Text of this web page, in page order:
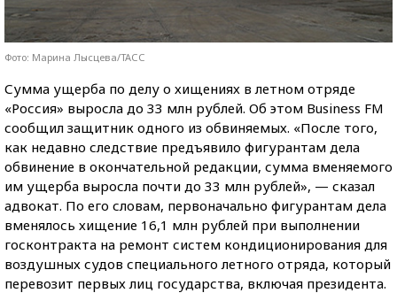
Фото: Марина Лысцева/ТАСС
Сумма ущерба по делу о хищениях в летном отряде
«Россия» выросла до 33 млн рублей. Об этом Business FM
сообщил защитник одного из обвиняемых. «После того,
как недавно следствие предъявило фигурантам дела
обвинение в окончательной редакции, сумма вменяемого
им ущерба выросла почти до 33 млн рублей», — сказал
адвокат. По его словам, первоначально фигурантам дела
вменялось хищение 16,1 млн рублей при выполнении
госконтракта на ремонт систем кондиционирования для
воздушных судов специального летного отряда, который
перевозит первых лиц государства, включая президента.